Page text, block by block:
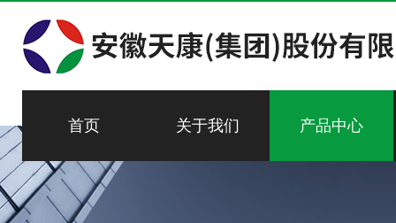
首页 关于我们 产品中心